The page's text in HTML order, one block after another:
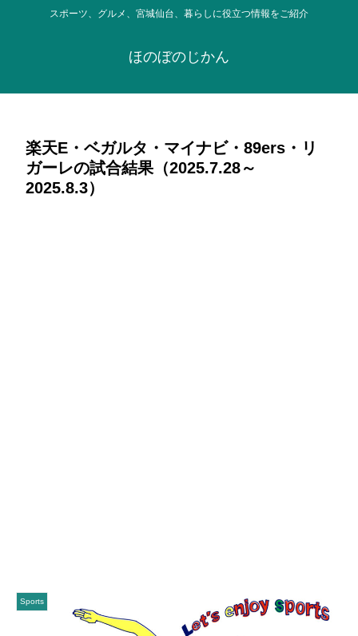
スポーツ、グルメ、宮城仙台、暮らしに役立つ情報をご紹介
ほのぼのじかん
楽天E・ベガルタ・マイナビ・89ers・リ
ガーレの試合結果（2025.7.28～
2025.8.3）
Sports